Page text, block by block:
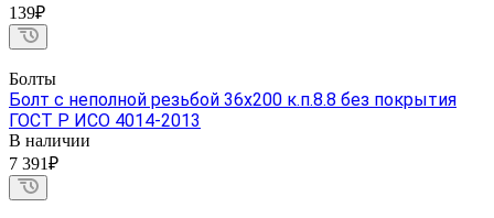
139₽
Болты
Болт с неполной резьбой 36х200 к.п.8.8 без покрытия
ГОСТ Р ИСО 4014-2013
В наличии
7 391₽